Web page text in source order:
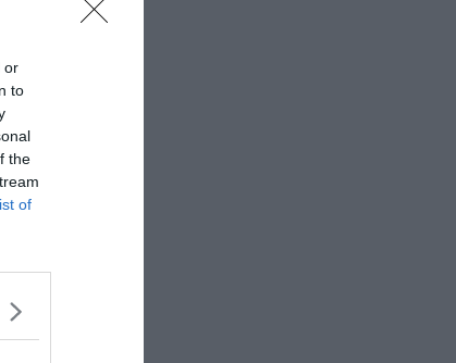
or
to
the
of